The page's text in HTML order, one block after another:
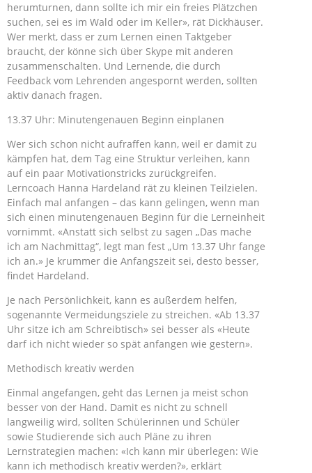
herumturnen, dann sollte ich mir ein freies Plätzchen
suchen, sei es im Wald oder im Keller», rät Dickhäuser.
Wer merkt, dass er zum Lernen einen Taktgeber
braucht, der könne sich über Skype mit anderen
zusammenschalten. Und Lernende, die durch
Feedback vom Lehrenden angespornt werden, sollten
aktiv danach fragen.
13.37 Uhr: Minutengenauen Beginn einplanen
Wer sich schon nicht aufraffen kann, weil er damit zu
kämpfen hat, dem Tag eine Struktur verleihen, kann
auf ein paar Motivationstricks zurückgreifen.
Lerncoach Hanna Hardeland rät zu kleinen Teilzielen.
Einfach mal anfangen – das kann gelingen, wenn man
sich einen minutengenauen Beginn für die Lerneinheit
vornimmt. «Anstatt sich selbst zu sagen „Das mache
ich am Nachmittag“, legt man fest „Um 13.37 Uhr fange
ich an.» Je krummer die Anfangszeit sei, desto besser,
findet Hardeland.
Je nach Persönlichkeit, kann es außerdem helfen,
sogenannte Vermeidungsziele zu streichen. «Ab 13.37
Uhr sitze ich am Schreibtisch» sei besser als «Heute
darf ich nicht wieder so spät anfangen wie gestern».
Methodisch kreativ werden
Einmal angefangen, geht das Lernen ja meist schon
besser von der Hand. Damit es nicht zu schnell
langweilig wird, sollten Schülerinnen und Schüler
sowie Studierende sich auch Pläne zu ihren
Lernstrategien machen: «Ich kann mir überlegen: Wie
kann ich methodisch kreativ werden?», erklärt